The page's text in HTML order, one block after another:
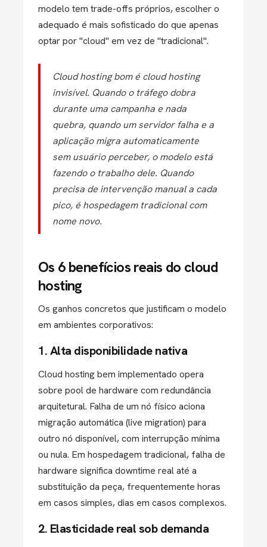
modelo tem trade-offs próprios, escolher o
adequado é mais sofisticado do que apenas
optar por "cloud" em vez de "tradicional".
Cloud hosting bom é cloud hosting
invisível. Quando o tráfego dobra
durante uma campanha e nada
quebra, quando um servidor falha e a
aplicação migra automaticamente
sem usuário perceber, o modelo está
fazendo o trabalho dele. Quando
precisa de intervenção manual a cada
pico, é hospedagem tradicional com
nome novo.
Os 6 benefícios reais do cloud
hosting
Os ganhos concretos que justificam o modelo
em ambientes corporativos:
1. Alta disponibilidade nativa
Cloud hosting bem implementado opera
sobre pool de hardware com redundância
arquitetural. Falha de um nó físico aciona
migração automática (live migration) para
outro nó disponível, com interrupção mínima
ou nula. Em hospedagem tradicional, falha de
hardware significa downtime real até a
substituição da peça, frequentemente horas
em casos simples, dias em casos complexos.
2. Elasticidade real sob demanda